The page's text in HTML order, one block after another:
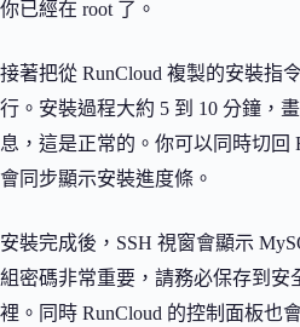
你已經在 root 了。
接著把從 RunCloud 複製的安裝指
行。安裝過程大約 5 到 10 分鐘，
息，這是正常的。你可以同時切回
會同步顯示安裝進度條。
安裝完成後，SSH 視窗會顯示
組密碼非常重要，請務必保存到安
裡。同時 RunCloud 的控制面板也